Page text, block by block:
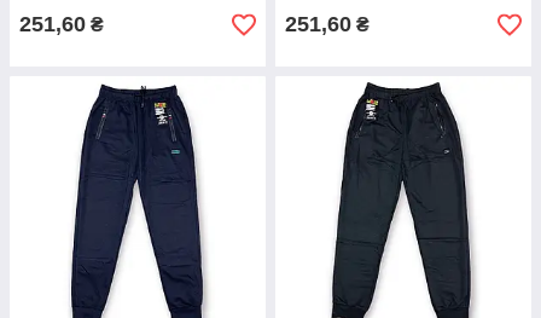
251,60 ₴ 251,60 ₴